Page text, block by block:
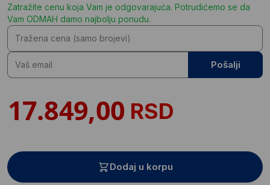
Zatražite cenu koja Vam je odgovarajuća. Potrudićemo se da
Vam ODMAH damo najbolju ponudu.
Pošalji
RSD
Dodaj u korpu